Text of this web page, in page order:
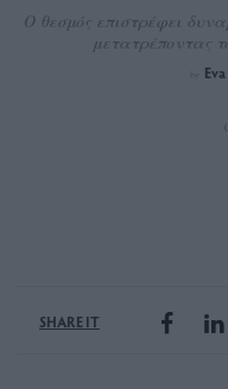
Ο θεσμός επιστρέφει
μετατρέποντας
SHARE IT